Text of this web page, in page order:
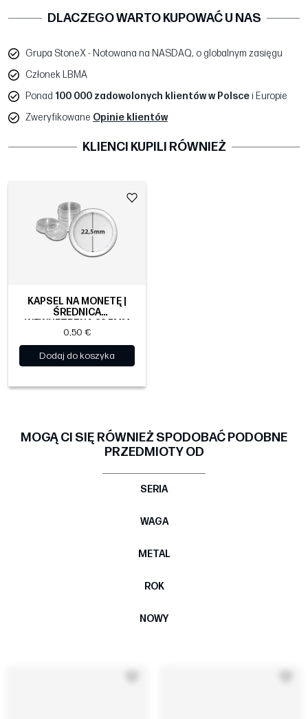
DLACZEGO WARTO KUPOWAĆ U NAS
Grupa StoneX - Notowana na NASDAQ, o globalnym zasięgu
Członek LBMA
Ponad 100 000 zadowolonych klientów w Polscei Europie
Zweryfikowane Opinie klientów
KLIENCI KUPILI RÓWNIEŻ
KAPSEL NA MONETĘ |
ŚREDNICA
0,50 €
Dodaj do koszyka
MOGĄ CI SIĘ RÓWNIEŻ SPODOBAĆ PODOBNE
PRZEDMIOTY OD
SERIA
WAGA
METAL
ROK
NOWY